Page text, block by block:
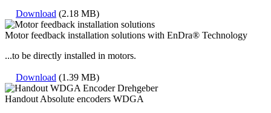
Download (2.18 MB)
Motor feedback installation solutions with EnDra® Technology
...to be directly installed in motors.
Download (1.39 MB)
Handout Absolute encoders WDGA